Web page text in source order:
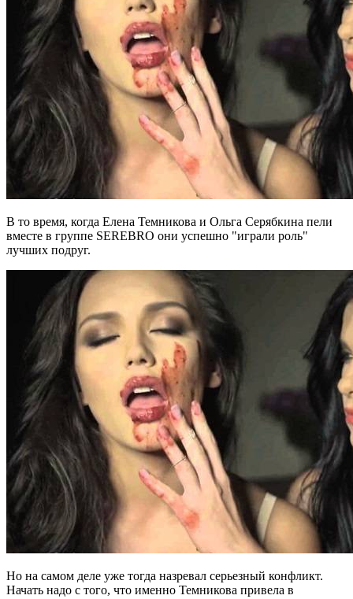
В то время, когда Елена Темникова и Ольга Серябкина пели
вместе в группе SEREBRO они успешно "играли роль"
лучших подруг.
Но на самом деле уже тогда назревал серьезный конфликт.
Начать надо с того, что именно Темникова привела в